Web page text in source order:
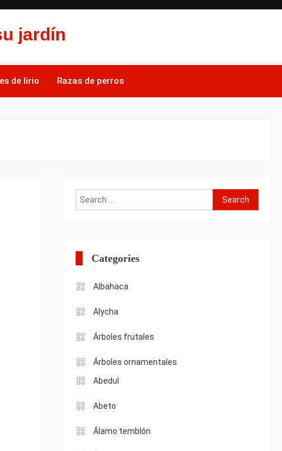
jardín
de lirio Razas de perros
Search
for:
Categories
Albahaca
Alycha
Árboles frutales
Árboles ornamentales
Abedul
Abeto
Álamo temblón